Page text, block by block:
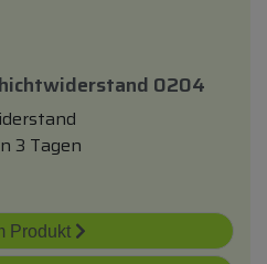
0204
3 Tagen
Produkt